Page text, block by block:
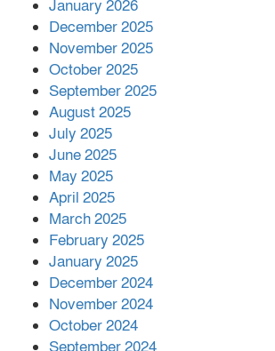
পর ফোন তারেক
সহায়তা দিলেন সাচিং
January 2026
December 2025
November 2025
October 2025
September 2025
August 2025
July 2025
June 2025
May 2025
April 2025
March 2025
February 2025
January 2025
December 2024
November 2024
October 2024